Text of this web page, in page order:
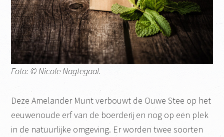
Foto: © Nicole Nagtegaal.
Deze Amelander Munt verbouwt de Ouwe Stee op het
eeuwenoude erf van de boerderij en nog op een plek
in de natuurlijke omgeving. Er worden twee soorten